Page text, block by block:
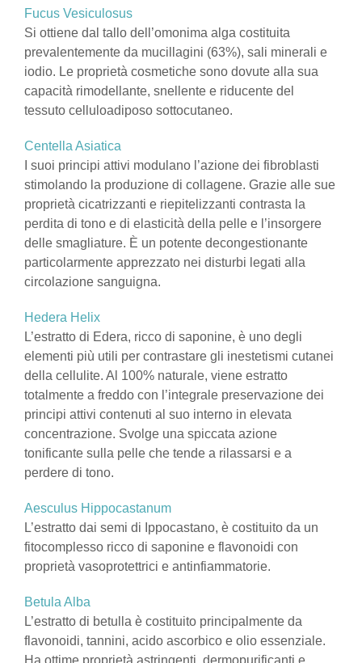
Fucus Vesiculosus
Si ottiene dal tallo dell’omonima alga costituita
prevalentemente da mucillagini (63%), sali minerali e
iodio. Le proprietà cosmetiche sono dovute alla sua
capacità rimodellante, snellente e riducente del
tessuto celluloadiposo sottocutaneo.
Centella Asiatica
I suoi principi attivi modulano l’azione dei fibroblasti
stimolando la produzione di collagene. Grazie alle sue
proprietà cicatrizzanti e riepitelizzanti contrasta la
perdita di tono e di elasticità della pelle e l’insorgere
delle smagliature. È un potente decongestionante
particolarmente apprezzato nei disturbi legati alla
circolazione sanguigna.
Hedera Helix
L’estratto di Edera, ricco di saponine, è uno degli
elementi più utili per contrastare gli inestetismi cutanei
della cellulite. Al 100% naturale, viene estratto
totalmente a freddo con l’integrale preservazione dei
principi attivi contenuti al suo interno in elevata
concentrazione. Svolge una spiccata azione
tonificante sulla pelle che tende a rilassarsi e a
perdere di tono.
Aesculus Hippocastanum
L’estratto dai semi di Ippocastano, è costituito da un
fitocomplesso ricco di saponine e flavonoidi con
proprietà vasoprotettrici e antinfiammatorie.
Betula Alba
L’estratto di betulla è costituito principalmente da
flavonoidi, tannini, acido ascorbico e olio essenziale.
Ha ottime proprietà astringenti, dermopurificanti e